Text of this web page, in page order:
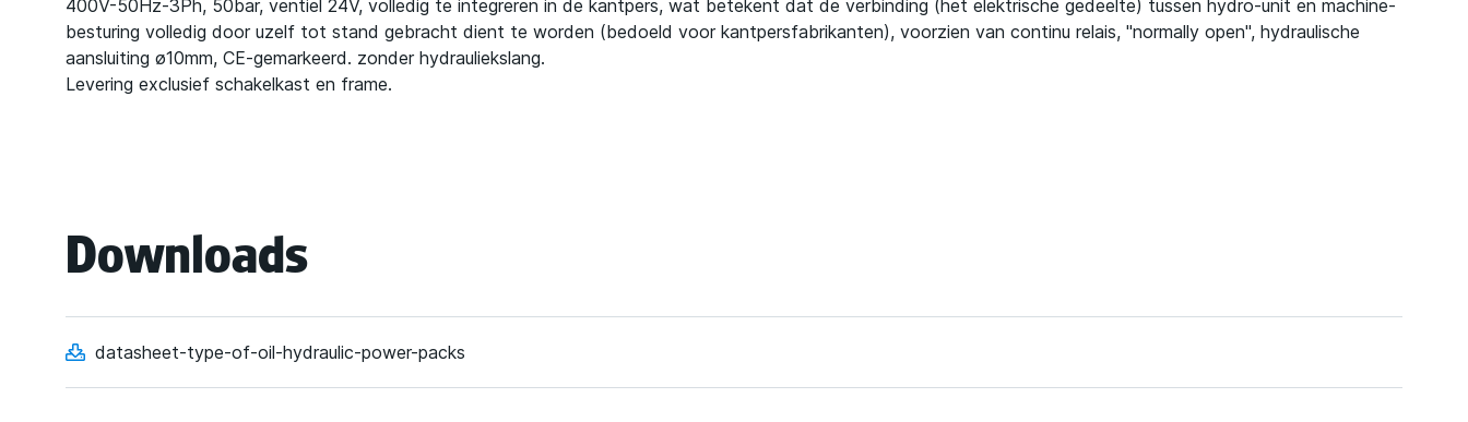
400V-50Hz-3Ph, 50bar, ventiel 24V, volledig te integreren in de kantpers, wat betekent dat de verbinding (het elektrische gedeelte) tussen hydro-unit en machine-
besturing volledig door uzelf tot stand gebracht dient te worden (bedoeld voor kantpersfabrikanten), voorzien van continu relais, "normally open", hydraulische
aansluiting ø10mm, CE-gemarkeerd. zonder hydrauliekslang.
Levering exclusief schakelkast en frame.
Downloads
datasheet-type-of-oil-hydraulic-power-packs